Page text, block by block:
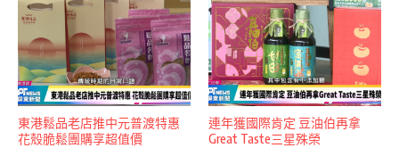
東港鬆品老店推中元普渡特惠
花殼脆鬆團購享超值價
連年獲國際肯定 豆油伯再拿
Great Taste三星殊榮